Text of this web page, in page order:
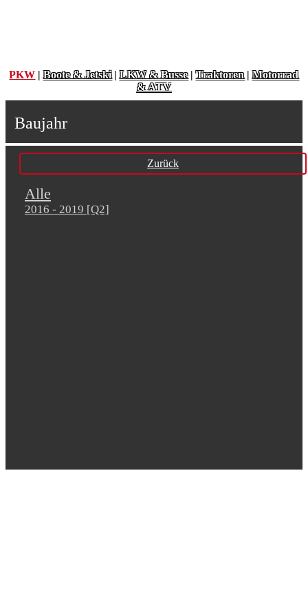
PKW |Boote & Jetski|LKW & Busse|Traktoren|Motorrad
& ATV
Baujahr
Zurück
Alle
2016 - 2019 [Q2]